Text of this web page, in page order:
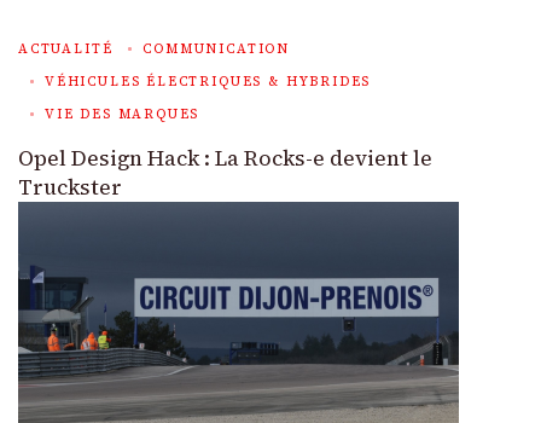
ACTUALITÉ
COMMUNICATION
VÉHICULES ÉLECTRIQUES & HYBRIDES
VIE DES MARQUES
Opel Design Hack : La Rocks-e devient le
Truckster